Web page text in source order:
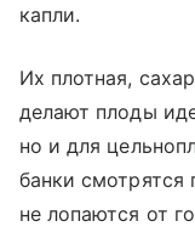
капли.
Их плотная,
делают плоды
но и для
банки
не лопаются от